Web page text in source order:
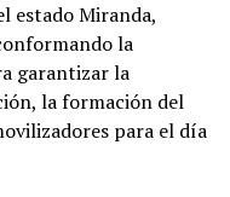
estado Miranda,
la
garantizar la
la formación del
para el día